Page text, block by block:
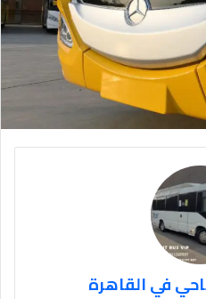
في القاهرة